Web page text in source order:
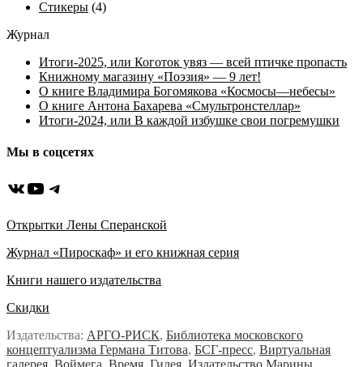
Стикеры (4)
Журнал
Итоги-2025, или Коготок увяз — всей птичке пропасть
Книжному магазину «Поэзия» — 9 лет!
О книге Владимира Богомякова «Космосы—небесы»
О книге Антона Бахарева «Смультронстеллар»
Итоги-2024, или В каждой избушке свои погремушки
Мы в соцсетях
ВКонтакте
YouTube
Telegram
Открытки Лены Сперанской
Журнал «Пироскаф» и его книжная серия
Книги нашего издательства
Скидки
Издательства: АРГО-РИСК, Библиотека московского
концептуализма Германа Титова, БСГ-пресс, Виртуальная